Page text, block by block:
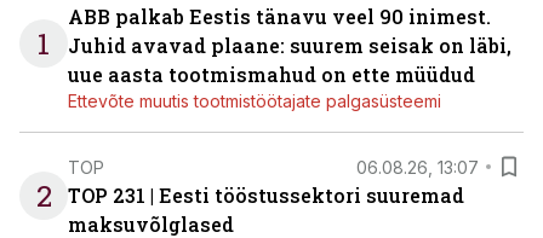
1
ABB palkab Eestis tänavu veel 90 inimest.
Juhid avavad plaane: suurem seisak on läbi,
uue aasta tootmismahud on ette müüdud
Ettevõte muutis tootmistöötajate palgasüsteemi
2
TOP 06.08.26, 13:07
TOP 231 | Eesti tööstussektori suuremad
maksuvõlglased